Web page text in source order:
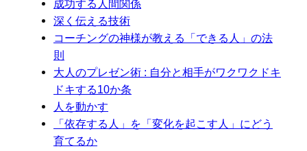
成功する人間関係
深く伝える技術
コーチングの神様が教える「できる人」の法
則
大人のプレゼン術 : 自分と相手がワクワクドキ
ドキする10か条
人を動かす
「依存する人」を「変化を起こす人」にどう
育てるか